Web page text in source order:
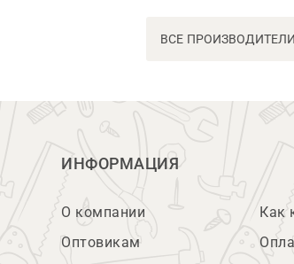
ВСЕ ПРОИЗВОДИТЕЛИ
ИНФОРМАЦИЯ
О компании
Оптовикам
Как